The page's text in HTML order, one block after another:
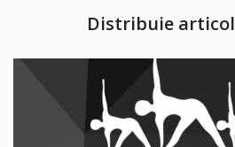
Distribuie